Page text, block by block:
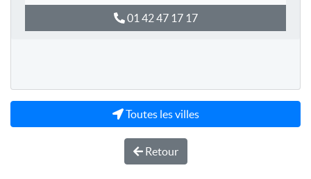
01 42 47 17 17
Toutes les villes
Retour